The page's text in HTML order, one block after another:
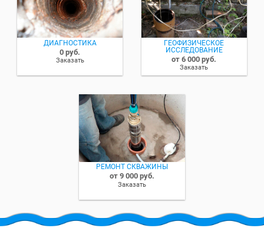
ДИАГНОСТИКА
0 руб.
Заказать
ГЕОФИЗИЧЕСКОЕ
ИССЛЕДОВАНИЕ
от 6 000 руб.
Заказать
РЕМОНТ СКВАЖИНЫ
от 9 000 руб.
Заказать